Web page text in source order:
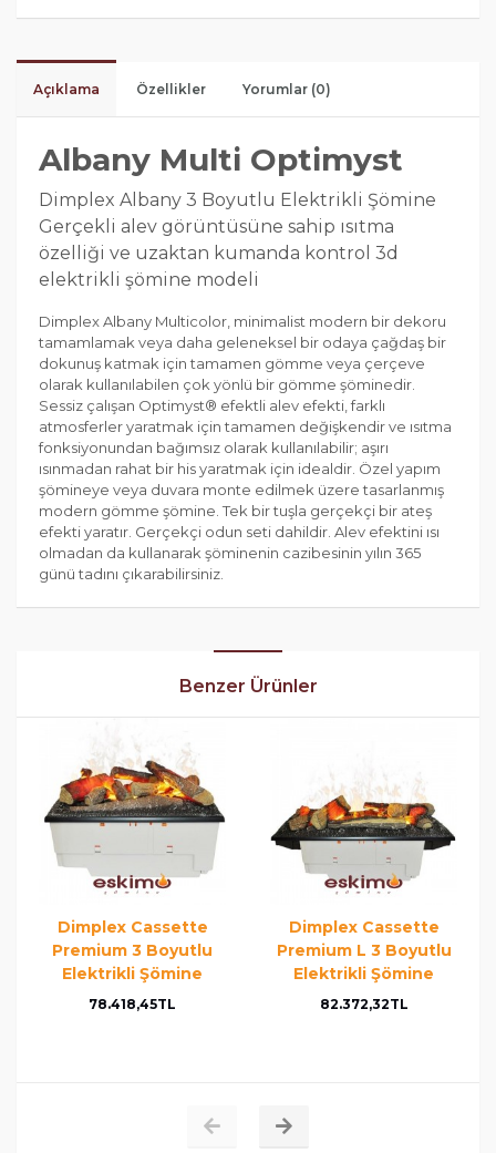
Açıklama Özellikler Yorumlar (0)
Albany Multi Optimyst
Dimplex Albany 3 Boyutlu Elektrikli Şömine
Gerçekli alev görüntüsüne sahip ısıtma
özelliği ve uzaktan kumanda kontrol 3d
elektrikli şömine modeli
Dimplex Albany Multicolor, minimalist modern bir dekoru
tamamlamak veya daha geleneksel bir odaya çağdaş bir
dokunuş katmak için tamamen gömme veya çerçeve
olarak kullanılabilen çok yönlü bir gömme şöminedir.
Sessiz çalışan Optimyst® efektli alev efekti, farklı
atmosferler yaratmak için tamamen değişkendir ve ısıtma
fonksiyonundan bağımsız olarak kullanılabilir; aşırı
ısınmadan rahat bir his yaratmak için idealdir. Özel yapım
şömineye veya duvara monte edilmek üzere tasarlanmış
modern gömme şömine. Tek bir tuşla gerçekçi bir ateş
efekti yaratır. Gerçekçi odun seti dahildir. Alev efektini ısı
olmadan da kullanarak şöminenin cazibesinin yılın 365
günü tadını çıkarabilirsiniz.
Benzer Ürünler
Dimplex Cassette
Premium 3 Boyutlu
Elektrikli Şömine
78.418,45TL
Dimplex Cassette
Premium L 3 Boyutlu
Elektrikli Şömine
82.372,32TL